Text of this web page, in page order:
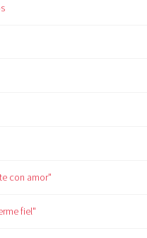
con amor"
fiel"